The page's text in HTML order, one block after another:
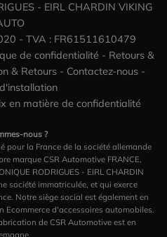
- EIRL CHARDIN VIKING
- TVA : FR61511610479
de confidentialité - Retours &
& Retours- Contactez-nous-
en matière de confidentialité
nous ?
pour la France de la société allemande
marque CSR Automotive FRANCE,
RODRIGUES - EIRL CHARDIN
société immatriculée, et qui exerce
Notre siège social est également en
Ecommerce d'accessoires automobiles.
de CSR Automotive est en